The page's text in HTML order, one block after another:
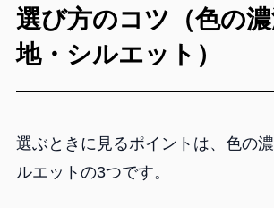
選び方のコツ（色の
地・シルエット）
選ぶときに見るポイントは、色の
ルエットの3つです。